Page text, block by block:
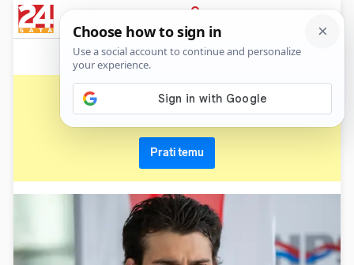
PRIJAVA
News
nikola miljenić
Prati temu